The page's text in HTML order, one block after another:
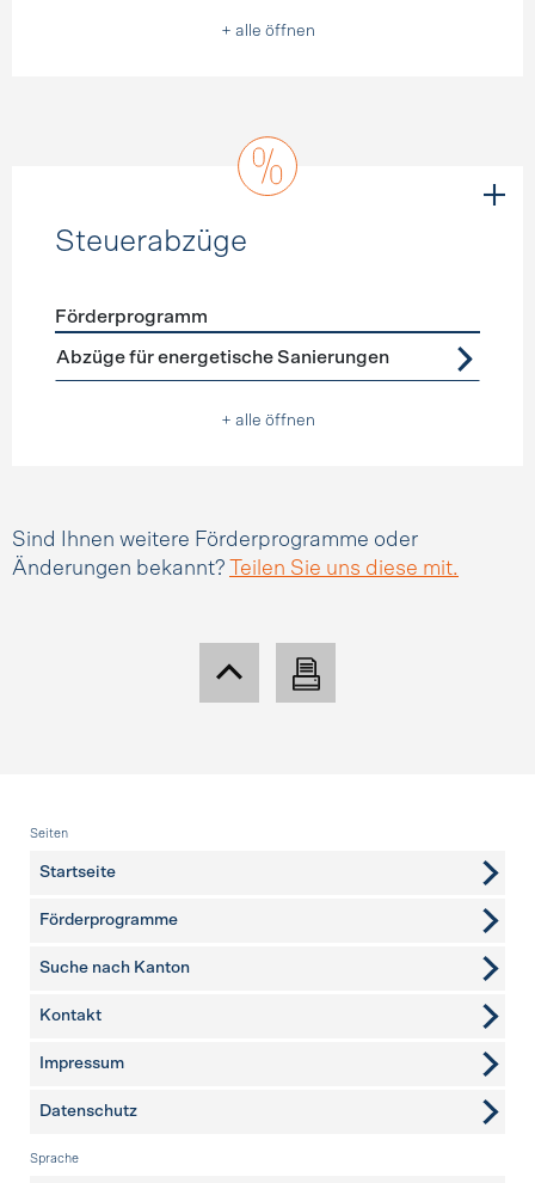
+ alle öffnen
Steuerabzüge
Förderprogramme Steuerabzüge
Förderprogramm
Abzüge für energetische Sanierungen
+ alle öffnen
Sind Ihnen weitere Förderprogramme oder
Änderungen bekannt?
Teilen Sie uns diese mit.
Fusszeile
Seiten
Startseite
Förderprogramme
Suche nach Kanton
weitere Seiten
Kontakt
Impressum
Datenschutz
Sprache